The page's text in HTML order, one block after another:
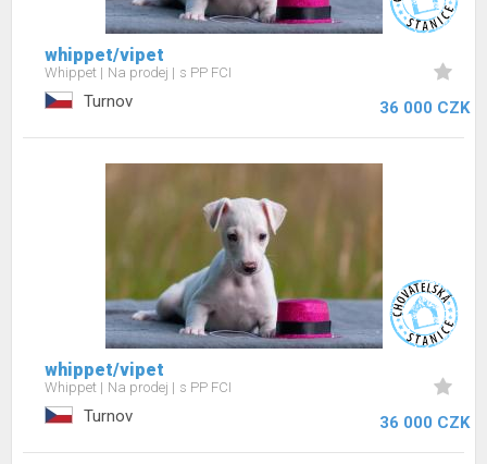
whippet/vipet
Whippet Na prodej s PP FCI
Turnov 36 000 CZK
whippet/vipet
Whippet Na prodej s PP FCI
Turnov 36 000 CZK